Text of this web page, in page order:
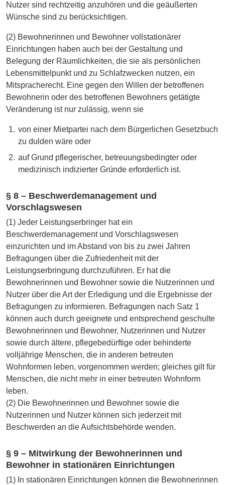
Nutzer sind rechtzeitig anzuhören und die geäußerten
Wünsche sind zu berücksichtigen.
(2) Bewohnerinnen und Bewohner vollstationärer
Einrichtungen haben auch bei der Gestaltung und
Belegung der Räumlichkeiten, die sie als persönlichen
Lebensmittelpunkt und zu Schlafzwecken nutzen, ein
Mitspracherecht. Eine gegen den Willen der betroffenen
Bewohnerin oder des betroffenen Bewohners getätigte
Veränderung ist nur zulässig, wenn sie
von einer Mietpartei nach dem Bürgerlichen Gesetzbuch
zu dulden wäre oder
auf Grund pflegerischer, betreuungsbedingter oder
medizinisch indizierter Gründe erforderlich ist.
§ 8 – Beschwerdemanagement und
Vorschlagswesen
(1) Jeder Leistungserbringer hat ein
Beschwerdemanagement und Vorschlagswesen
einzurichten und im Abstand von bis zu zwei Jahren
Befragungen über die Zufriedenheit mit der
Leistungserbringung durchzuführen. Er hat die
Bewohnerinnen und Bewohner sowie die Nutzerinnen und
Nutzer über die Art der Erledigung und die Ergebnisse der
Befragungen zu informieren. Befragungen nach Satz 1
können auch durch geeignete und entsprechend geschulte
Bewohnerinnen und Bewohner, Nutzerinnen und Nutzer
sowie durch ältere, pflegebedürftige oder behinderte
volljährige Menschen, die in anderen betreuten
Wohnformen leben, vorgenommen werden; gleiches gilt für
Menschen, die nicht mehr in einer betreuten Wohnform
leben.
(2) Die Bewohnerinnen und Bewohner sowie die
Nutzerinnen und Nutzer können sich jederzeit mit
Beschwerden an die Aufsichtsbehörde wenden.
§ 9 – Mitwirkung der Bewohnerinnen und
Bewohner in stationären Einrichtungen
(1) In stationären Einrichtungen können die Bewohnerinnen